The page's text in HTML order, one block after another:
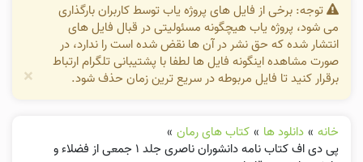
توجه: برخی از فایل های پروژه یاب توسط کاربران بارگذاری
می شود، پروژه یاب هیچگونه مسئولیتی در قبال فایل های
انتشار شده که حق نشر در آن ها نقض شده است را ندارد، در
صورت مشاهده اینگونه فایل ها لطفا با پشتیبانی تلگرام ارتباط
برقرار کنید تا فایل مربوطه در سریع ترین زمان حذف شود.
×
خانه » دانلود ها » کتاب های رمان »
پی دی اف کتاب نامه دانشوران ناصری جلد ۱ جمعی از فضلاء و